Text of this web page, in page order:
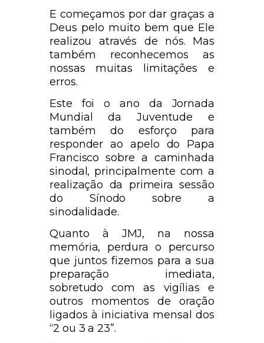
E começamos por dar graças a
Deus pelo muito bem que Ele
realizou através de nós. Mas
também reconhecemos as
nossas muitas limitações e
erros.
Este foi o ano da Jornada
Mundial da Juventude e
também do esforço para
responder ao apelo do Papa
Francisco sobre a caminhada
sinodal, principalmente com a
realização da primeira sessão
do Sínodo sobre a
sinodalidade.
Quanto à JMJ, na nossa
memória, perdura o percurso
que juntos fizemos para a sua
preparação imediata,
sobretudo com as vigílias e
outros momentos de oração
ligados à iniciativa mensal dos
“2 ou 3 a 23”.